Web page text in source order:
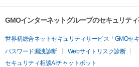
GMOインターネットグループのセキュリテ
世界初総合ネットセキュリティサービス「GMOセキ
パスワード漏洩診断
Webサイトリスク診断
セキュリティ相談AIチャットボット